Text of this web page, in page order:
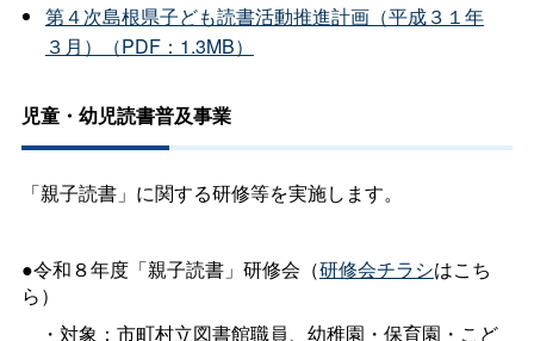
第４次島根県子ども読書活動推進計画（平成３１年
３月）（PDF：1.3MB）
児童・幼児読書普及事業
「親子読書」に関する研修等を実施します。
●令和８年度「親子読書」研修会（研修会チラシはこち
ら）
・対象：市町村立図書館職員、幼稚園・保育園・こど